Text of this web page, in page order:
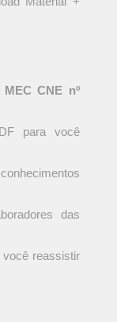
MEC CNE nº
para você
das
você reassistir